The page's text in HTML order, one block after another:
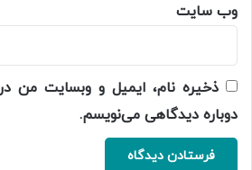
وب‌ سایت
ذخیره نام، ایمیل و وبسایت من
دوباره دیدگاهی می‌نویسم.